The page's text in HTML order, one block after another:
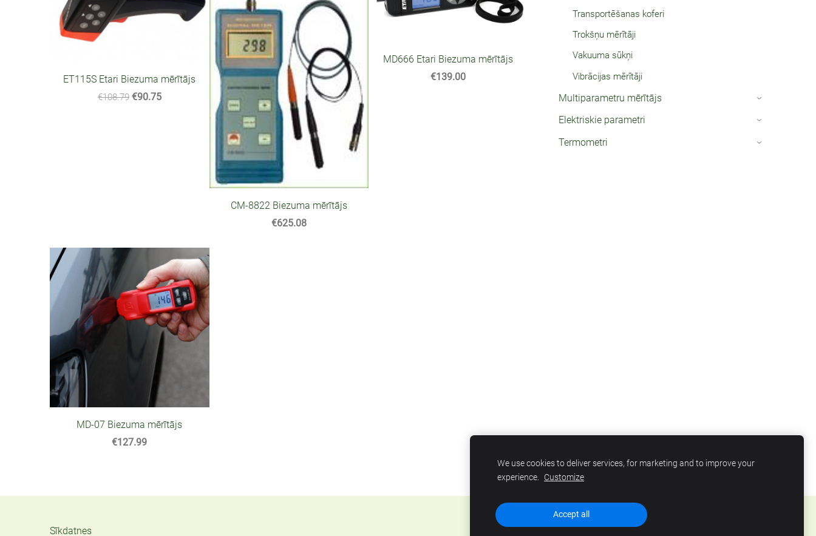
Transportēšanas koferi
Trokšņu mērītāji
Vakuuma sūkņi
Vibrācijas mērītāji
Multiparametru mērītājs ›
Elektriskie parametri ›
Termometri ›
ET115S Etari Biezuma mērītājs
€108.79 €90.75
CM-8822 Biezuma mērītājs
€625.08
MD666 Etari Biezuma mērītājs
€139.00
MD-07 Biezuma mērītājs
€127.99
Sīkdatnes
We use cookies to deliver services, for marketing and to improve your
experience. Customize
Accept all